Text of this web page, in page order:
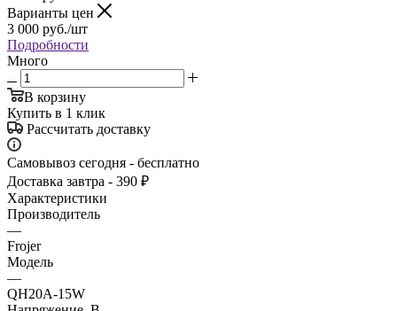
Варианты цен
3 000 руб./шт
Подробности
Много
В корзину
Купить в 1 клик
Рассчитать доставку
Самовывоз сегодня - бесплатно
Доставка завтра - 390 ₽
Характеристики
Производитель
—
Frojer
Модель
—
QH20A-15W